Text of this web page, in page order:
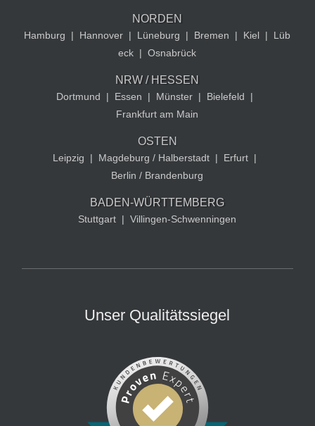
NORDEN
Hamburg | Hannover | Lüneburg | Bremen | Kiel |
Lüb
eck | Osnabrück
NRW / HESSEN
Dortmund | Essen | Münster | Bielefeld
|
Frankfurt am Main
OSTEN
Leipzig | Magdeburg / Halberstadt | Erfurt |
Berlin / Brandenburg
BADEN-WÜRTTEMBERG
Stuttgart | Villingen-Schwenningen
Unser Qualitätssiegel